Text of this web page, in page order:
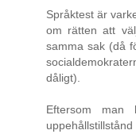
Språktest är
om rätten att
samma sak (då
dåligt).
Eftersom man